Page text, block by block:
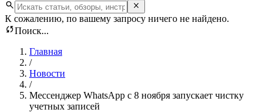
К сожалению, по вашему запросу ничего не найдено.
Поиск...
Главная
/
Новости
/
Мессенджер WhatsApp с 8 ноября запускает чистку
учетных записей